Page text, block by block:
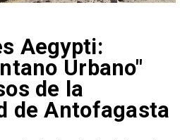
Aegypti:
Urbano"
de la
de Antofagasta